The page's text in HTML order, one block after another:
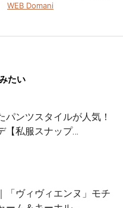
WEB Domani
たい
パンツスタイルが人気！
【私服スナップ…
「ヴィヴィエンヌ」モチ